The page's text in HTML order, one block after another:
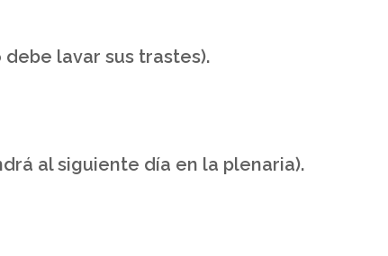
debe lavar sus trastes).
al siguiente día en la plenaria).